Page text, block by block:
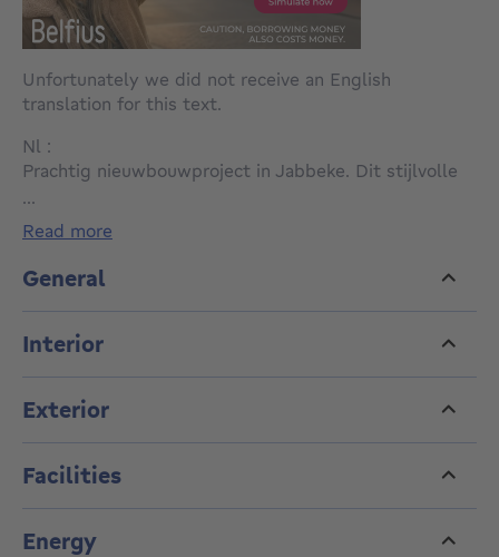
Unfortunately we did not receive an English
translation for this text.
Nl :
Prachtig nieuwbouwproject in Jabbeke. Dit stijlvolle
bebouwingen en 4 open bebouwingen waar comfort,
ruimte en energiezuinig wonen centraal staan.
Gelegen op wandelafstand van het Centrum van
Jabbeke maar toch in een rustige omgeving
De woningen beschikken over 3 tot 5 slaapkamers,
lucht/water-warmtepomp en vloerverwarming geniet
je van een energiezuinige BEN-woning met
hedendaags wooncomfort en een kwalitatieve
afwerking.
start van de werken najaar 2026
...
read more
General
Interior
Exterior
Facilities
Energy